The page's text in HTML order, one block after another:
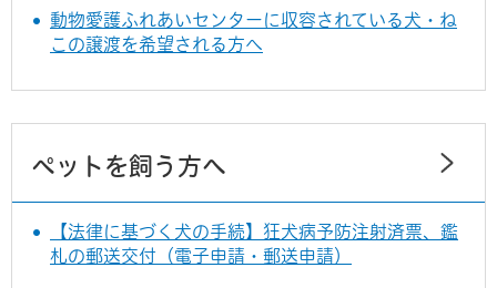
動物愛護ふれあいセンターに収容されている犬・ね
この譲渡を希望される方へ
ペットを飼う方へ
【法律に基づく犬の手続】狂犬病予防注射済票、鑑
札の郵送交付（電子申請・郵送申請）